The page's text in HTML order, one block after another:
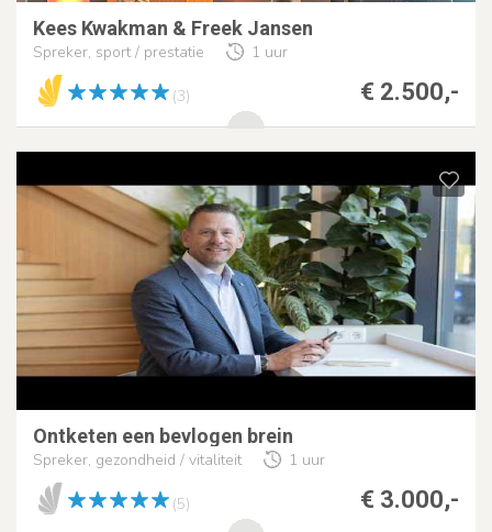
Kees Kwakman & Freek Jansen
Spreker, sport / prestatie 1 uur
€ 2.500,-
(3)
Ontketen een bevlogen brein
Spreker, gezondheid / vitaliteit 1 uur
€ 3.000,-
(5)